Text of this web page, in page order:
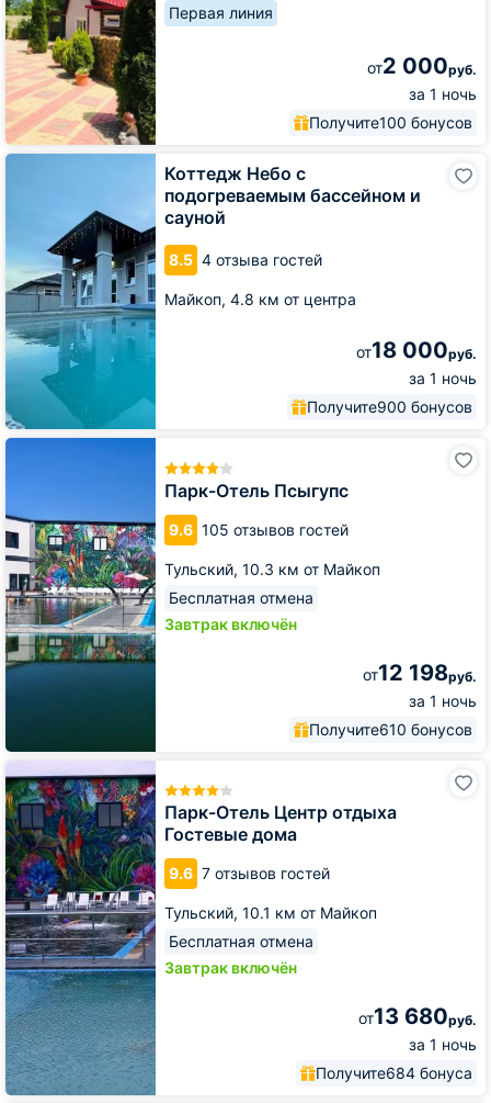
Первая линия
от2 000руб.
за 1 ночь
Получите100 бонусов
Коттедж Небо с
подогреваемым бассейном и
сауной
8.5 4 отзыва гостей
Майкоп, 4.8 км от центра
от18 000руб.
за 1 ночь
Получите900 бонусов
Коттедж
подогреваемым
бассейном
и
сауной
Парк-Отель Псыгупс
9.6 105 отзывов гостей
Тульский, 10.3 км от Майкоп
Бесплатная отмена
Завтрак включён
от12 198руб.
за 1 ночь
Получите610 бонусов
Парк-
Парк-Отель Центр отдыха
Гостевые дома
9.6 7 отзывов гостей
Тульский, 10.1 км от Майкоп
Бесплатная отмена
Завтрак включён
от13 680руб.
за 1 ночь
Получите684 бонуса
Парк-
Отель
Центр
отдыха
Гостевые
дома